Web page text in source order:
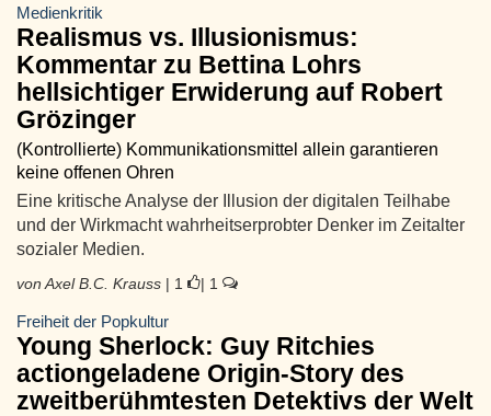
Medienkritik
Realismus vs. Illusionismus:
Kommentar zu Bettina Lohrs
hellsichtiger Erwiderung auf Robert
Grözinger
(Kontrollierte) Kommunikationsmittel allein garantieren
keine offenen Ohren
Eine kritische Analyse der Illusion der digitalen Teilhabe
und der Wirkmacht wahrheitserprobter Denker im Zeitalter
sozialer Medien.
von Axel B.C. Krauss | 1 | 1
Freiheit der Popkultur
Young Sherlock: Guy Ritchies
actiongeladene Origin-Story des
zweitberühmtesten Detektivs der Welt